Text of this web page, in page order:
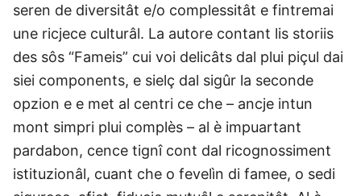
seren de diversitât e/o complessitât e fintremai
une ricjece culturâl. La autore contant lis storiis
des sôs “Fameis” cui voi delicâts dal plui piçul dai
siei components, e sielç dal sigûr la seconde
opzion e e met al centri ce che – ancje intun
mont simpri plui complès – al è impuartant
pardabon, cence tignî cont dal ricognossiment
istituzionâl, cuant che o fevelìn di famee, o sedi